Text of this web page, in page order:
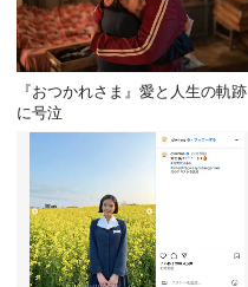
『おつかれさま』愛と人生の軌跡
に号泣